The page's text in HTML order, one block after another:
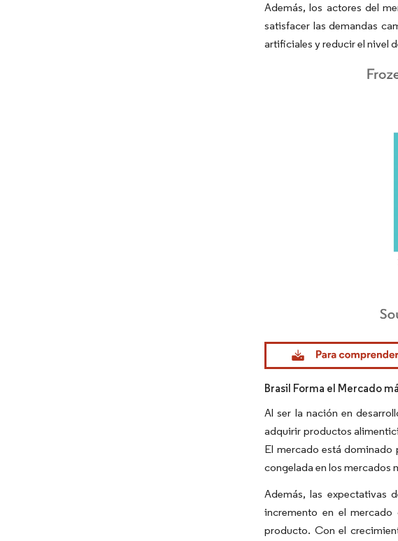
Además, los actores del
satisfacer las demandas
artificiales y reducir el nivel
Imagen © Mordor Intelligence. El
Brasil Forma el Mercado
Al ser la nación en
adquirir productos
El mercado está dominado
congelada en los mercados
Además, las expectativas
incremento en el
producto. Con el